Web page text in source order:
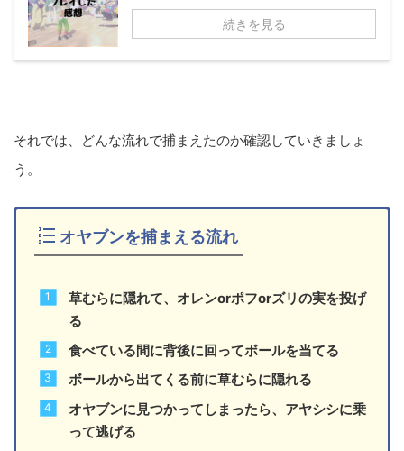
続きを見る
それでは、どんな流れで捕まえたのか確認していきましょ
う。
オヤブンを捕まえる流れ
草むらに隠れて、オレンorポフorズリの実を投げ
る
食べている間に背後に回ってボールを当てる
ボールから出てくる前に草むらに隠れる
オヤブンに見つかってしまったら、アヤシシに乗
って逃げる